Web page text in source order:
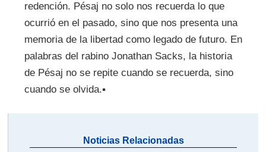
redención. Pésaj no solo nos recuerda lo que
ocurrió en el pasado, sino que nos presenta una
memoria de la libertad como legado de futuro. En
palabras del rabino Jonathan Sacks, la historia
de Pésaj no se repite cuando se recuerda, sino
cuando se olvida.▪
Noticias Relacionadas